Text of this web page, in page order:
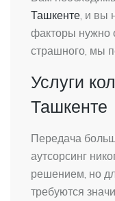
Ташкенте , и вы
факторы нужно
страшного, мы
Услуги
Ташкенте
Передача
аутсорсинг
решением, но
требуются